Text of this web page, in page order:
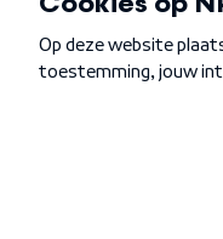
Algemene